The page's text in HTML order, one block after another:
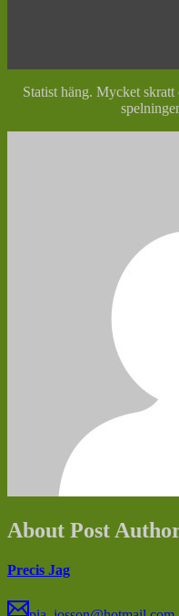
Statist häng. Mycket
About Post
Precis Jag